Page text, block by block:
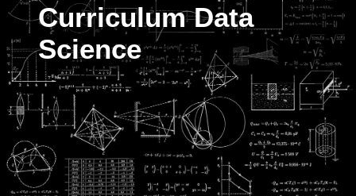
Curriculum Data
Science